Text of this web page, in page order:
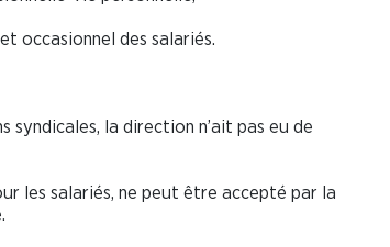
occasionnel des salariés.
la direction n’ait pas eu de
les salariés, ne peut être accepté par la